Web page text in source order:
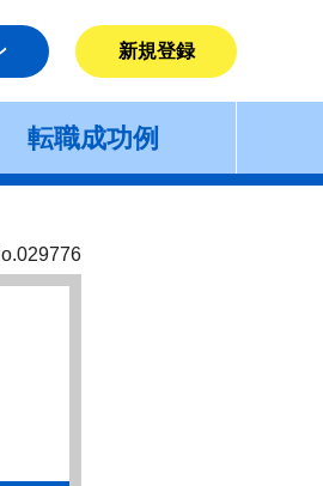
新規登録
転職成功例